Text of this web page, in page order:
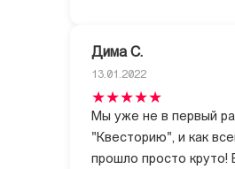
Дима С.
13.01.2022
Мы уже не в первый
"Квесторию", и как
прошло просто круто!